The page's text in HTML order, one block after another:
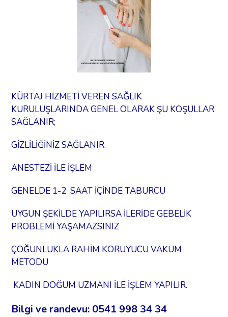
KÜRTAJ HİZMETİ VEREN SAĞLIK
KURULUŞLARINDA GENEL OLARAK ŞU KOŞULLAR
SAĞLANIR;
GİZLİLİĞİNİZ SAĞLANIR.
ANESTEZİ İLE İŞLEM
GENELDE 1-2 SAAT İÇİNDE TABURCU
UYGUN ŞEKİLDE YAPILIRSA İLERİDE GEBELİK
PROBLEMİ YAŞAMAZSINIZ
ÇOĞUNLUKLA RAHİM KORUYUCU VAKUM
METODU
KADIN DOĞUM UZMANI İLE İŞLEM YAPILIR.
Bilgi ve randevu: 0541 998 34 34